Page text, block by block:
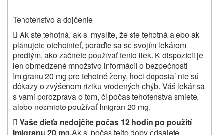
Tehotenstvo a dojčenie
 Ak ste tehotná, ak si myslíte, že ste tehotná alebo ak
plánujete otehotnieť, poraďte sa so svojím lekárom
predtým, ako začnete používať tento liek. K dispozícii je
len obmedzené množstvo informácií o bezpečnosti
Imigranu 20 mg pre tehotné ženy, hoci doposiaľ nie sú
dôkazy o zvýšenom riziku vrodených chýb. Váš lekár sa
s vami porozpráva o tom, či počas tehotenstva smiete,
alebo nesmiete používať Imigran 20 mg.
 Vaše dieťa nedojčite počas 12 hodín po použití
Imigranu 20 mg.Ak si počas tejto doby odsajete